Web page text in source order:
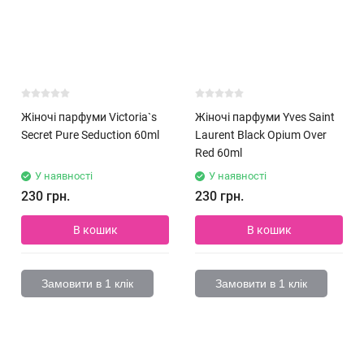
Жіночі парфуми Victoria`s
Secret Pure Seduction 60ml
У наявності
230 грн.
В кошик
Замовити в 1 клік
Жіночі парфуми Yves Saint
Laurent Black Opium Over
Red 60ml
У наявності
230 грн.
В кошик
Замовити в 1 клік